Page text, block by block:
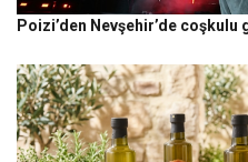
Poizi’den Nevşehir’de coşkulu